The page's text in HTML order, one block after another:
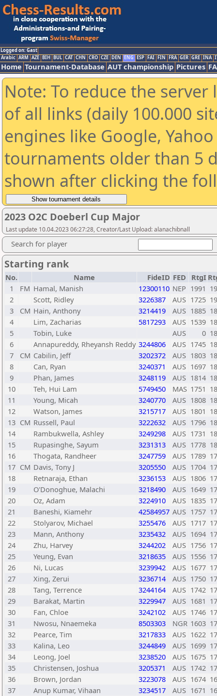
Logged on: Gast
Arabic ARM AZE BIH BUL CAT CHN CRO CZE DEN ENG ESP FAI FIN FRA GER GRE INA
Home Tournament-Database AUT championship Pictures
Note: To reduce the
of all links (daily 100.000
engines like Google,
tournaments older than 5
shown after clicking the
2023 O2C Doeberl Cup Major
Last update 10.04.2023 06:27:28, Creator/Last Upload: alanachibnall
Search for player
Starting rank
No. Name FideID FED RtgI
1
FM Hamal, Manish 12300110 NEP 1991
2
Scott, Ridley 3226387 AUS 1725
3
CM Hain, Anthony 3214419 AUS 1885
4
Lim, Zacharias 5817293 AUS 1539
5
Tobin, Luke AUS 0
6
Annapureddy, Rheyansh Reddy 3244806 AUS 1745
7
CM Cabilin, Jeff 3202372 AUS 1803
8
Can, Ryan 3240371 AUS 1697
9
Phan, James 3248119 AUS 1814
10
Teh, Hui Lam 5749450 MAS 1751
11
Young, Micah 3240770 AUS 1808
12
Watson, James 3215717 AUS 1801
13 CM Russell, Paul 3222632 AUS 1796
14
Rambukwella, Ashley 3249298 AUS 1731
15
Rupasinghe, Sayum 3231313 AUS 1778
16
Thogata, Randheer 3247759 AUS 1789
17 CM Davis, Tony J 3205550 AUS 1704
18
Retnaraja, Ethan 3236153 AUS 1806
19
O'Donoghue, Malachi 3218490 AUS 1649
20
Oz, Adam 3224910 AUS 1835
21
Baneshi, Kiamehr 42584957 AUS 1757
22
Stolyarov, Michael 3255476 AUS 1717
23
Mann, Anthony 3235432 AUS 1694
24
Zhu, Harvey 3244202 AUS 1756
25
Yeung, Evan 3218635 AUS 1556
26
Ni, Lucas 3239942 AUS 1677
27
Xing, Zerui 3236714 AUS 1750
28
Tang, Terrence 3244164 AUS 1742
29
Barakat, Martin 3229947 AUS 1681
30
Fan, Chloe 3242102 AUS 1746
31
Nwosu, Nnaemeka 8503303 NGR 1603
32
Pearce, Tim 3217833 AUS 1622
33
Kalina, Leo 3244849 AUS 1699
34
Leong, Joel 3238520 AUS 1675
35
Christensen, Joshua 3205371 AUS 1742
36
Brown, Jordan 3223078 AUS 1674
37
Anup Kumar, Vihaan 3234517 AUS 1671